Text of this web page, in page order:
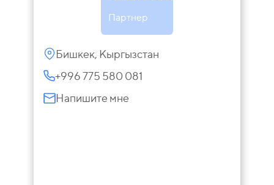
Партнер
Бишкек, Кыргызстан
+996 775 580 081
Напишите мне